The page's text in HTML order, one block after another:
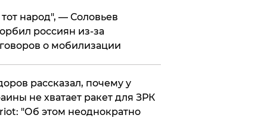
народ", — Соловьев
россиян из-за
о мобилизации
рассказал, почему у
не хватает ракет для ЗРК
"Об этом неоднократно